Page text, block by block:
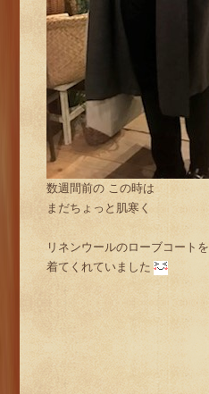
数週間前の この時は
まだちょっと肌寒く
リネンウールのローブコートを
着てくれていました